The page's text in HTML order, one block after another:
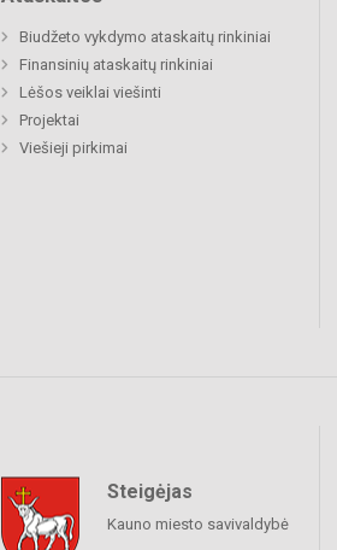
Biudžeto vykdymo ataskaitų rinkiniai
Finansinių ataskaitų rinkiniai
Lėšos veiklai viešinti
Projektai
Viešieji pirkimai
Steigėjas
Kauno miesto savivaldybė